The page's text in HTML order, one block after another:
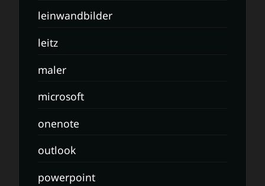
leinwandbilder
leitz
maler
microsoft
onenote
outlook
powerpoint